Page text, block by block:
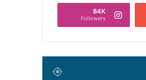
84K
Followers